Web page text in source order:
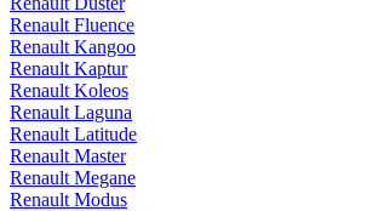
Renault Fluence
Renault Kangoo
Renault Kaptur
Renault Koleos
Renault Laguna
Renault Latitude
Renault Master
Renault Megane
Renault Modus